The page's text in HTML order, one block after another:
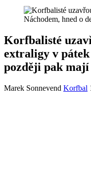
Korfbalisté
extraligy v pátek
později pak
Marek Sonnevend Korfbal